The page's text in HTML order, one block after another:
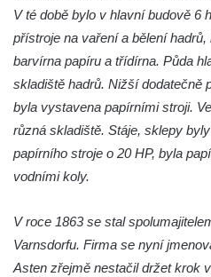
Dům čp. 94 na náměstí T. G.
Frýdlantu
Dům čp. 104 na náměstí T. G.
Frýdlantu
Dům čp. 102 na náměstí T. G.
Dům čp. 95 na náměstí T. G.
Frýdlantu
Dům čp. 43 v Havlíčkově ulici
V té době bylo v hlavní budově 6
přístroje na vaření a bělení
barvírna papíru a třídírna. Půda
skladiště hadrů. Nižší dodatečně
byla vystavena papírními stroji.
různá skladiště. Stáje, sklepy
papírního stroje o 20 HP, byla
vodními koly.
V roce 1863 se stal
Varnsdorfu. Firma se nyní
Asten zřejmě nestačil držet krok